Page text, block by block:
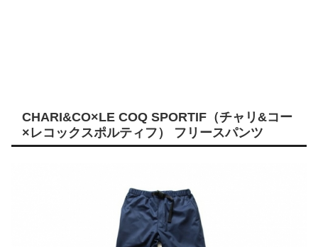
CHARI&CO×LE COQ SPORTIF（チャリ&コー
×レコックスポルティフ） フリースパンツ